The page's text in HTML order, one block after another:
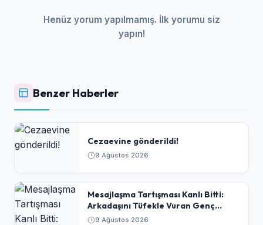
Henüz yorum yapılmamış. İlk yorumu siz
yapın!
Benzer Haberler
Cezaevine gönderildi!
9 Ağustos 2026
​Mesajlaşma Tartışması Kanlı Bitti:
Arkadaşını Tüfekle Vuran Genç
Tutuklandı
9 Ağustos 2026